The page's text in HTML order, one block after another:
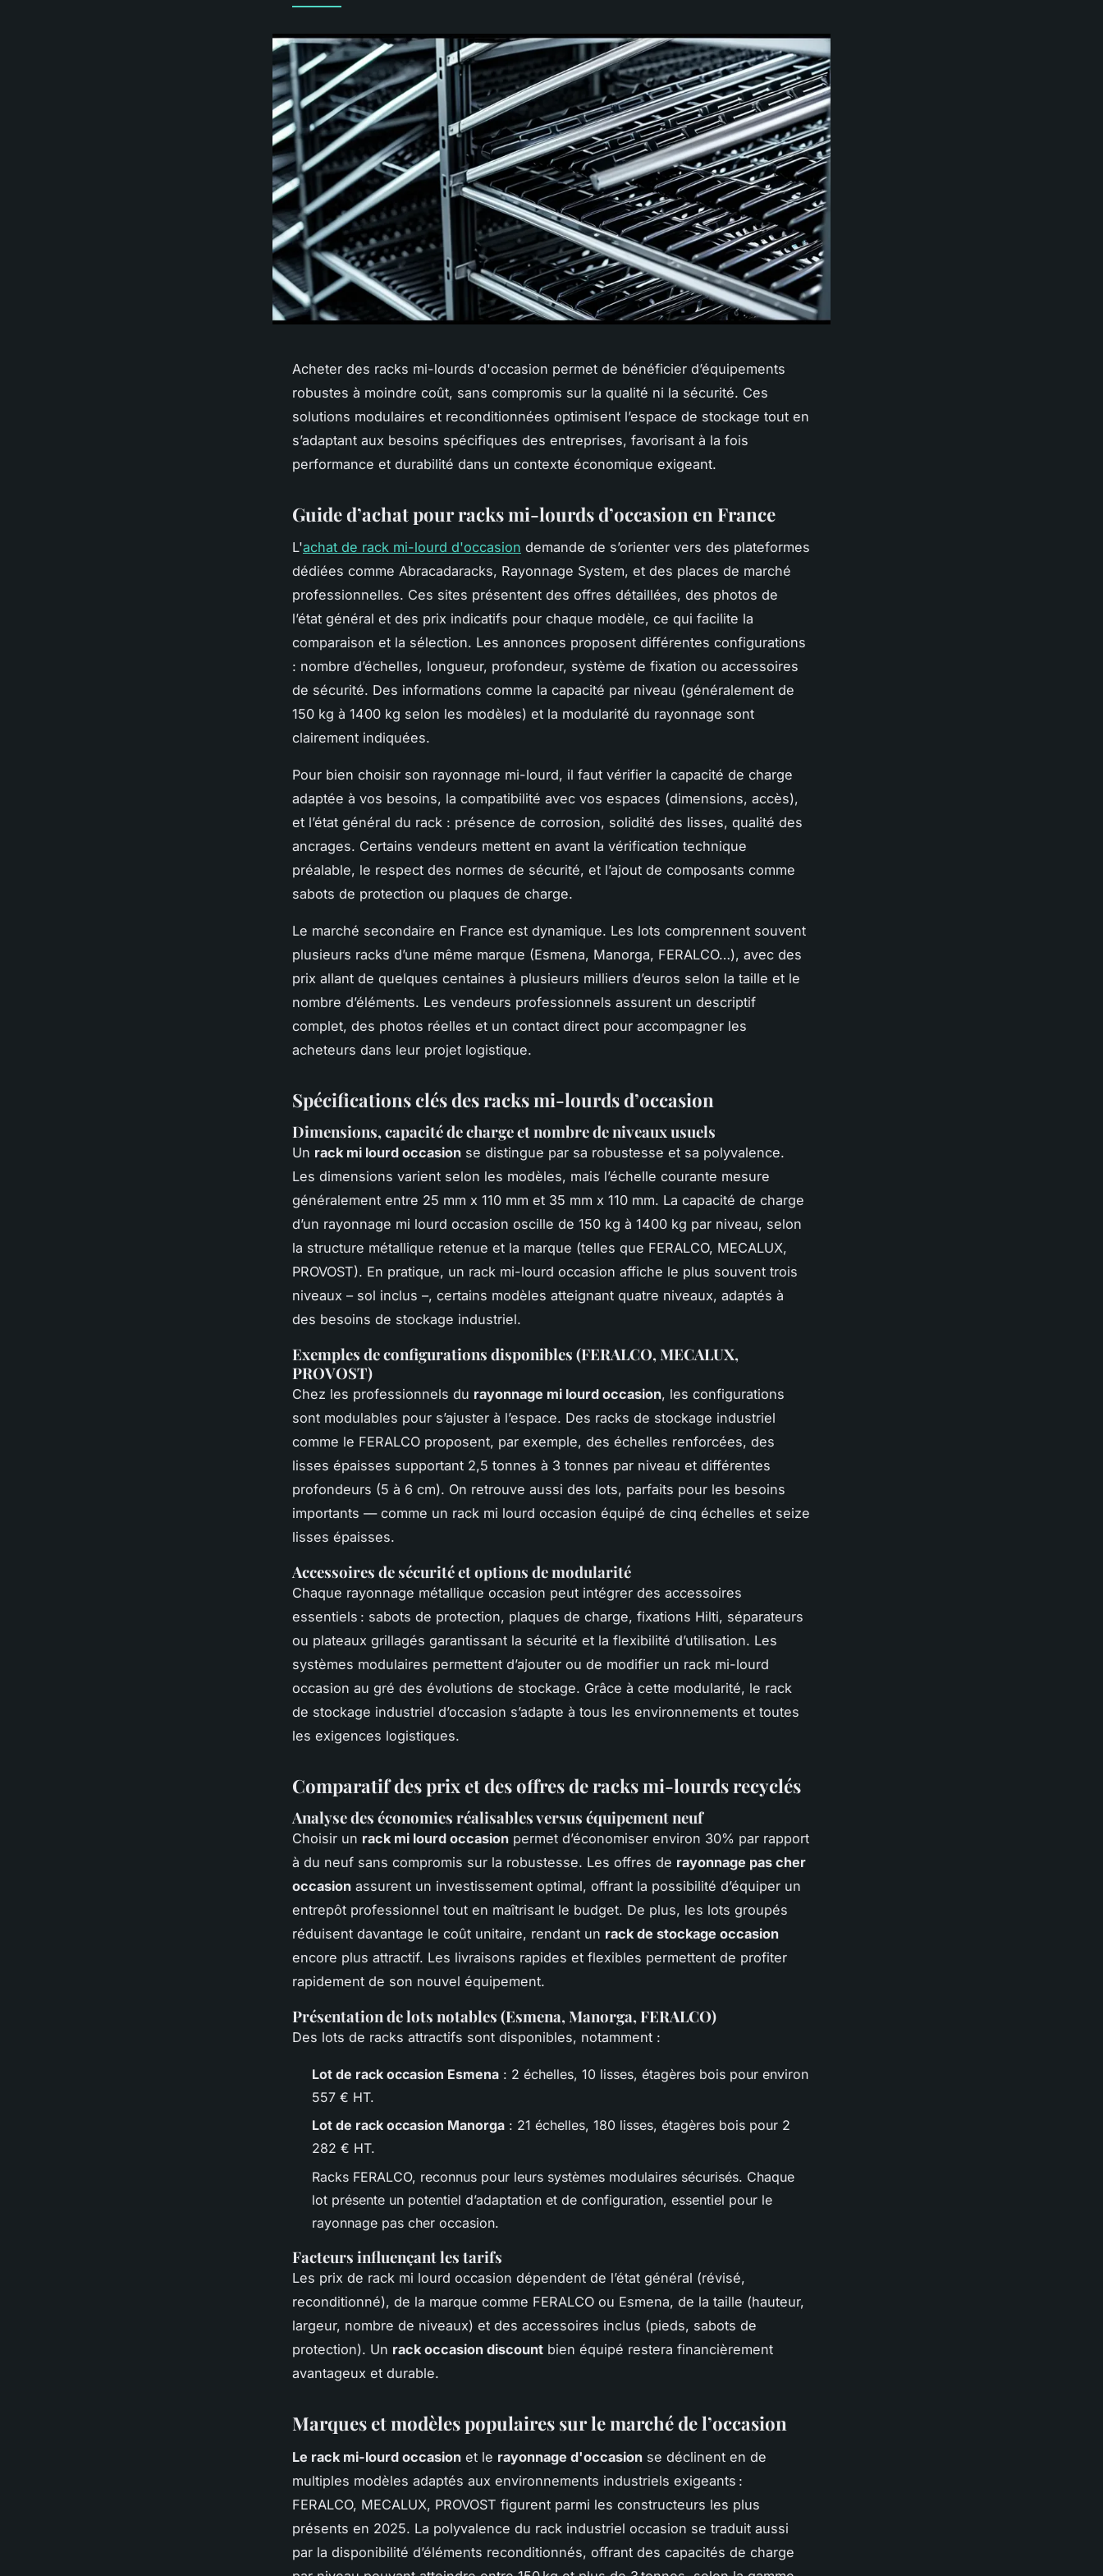
Acheter des racks mi-lourds d'occasion permet de bénéficier d’équipements
robustes à moindre coût, sans compromis sur la qualité ni la sécurité. Ces
solutions modulaires et reconditionnées optimisent l’espace de stockage tout en
s’adaptant aux besoins spécifiques des entreprises, favorisant à la fois
performance et durabilité dans un contexte économique exigeant.
Guide d’achat pour racks mi-lourds d’occasion en France
L'achat de rack mi-lourd d'occasion demande de s’orienter vers des plateformes
dédiées comme Abracadaracks, Rayonnage System, et des places de marché
professionnelles. Ces sites présentent des offres détaillées, des photos de
l’état général et des prix indicatifs pour chaque modèle, ce qui facilite la
comparaison et la sélection. Les annonces proposent différentes configurations
: nombre d’échelles, longueur, profondeur, système de fixation ou accessoires
de sécurité. Des informations comme la capacité par niveau (généralement de
150 kg à 1400 kg selon les modèles) et la modularité du rayonnage sont
clairement indiquées.
Pour bien choisir son rayonnage mi-lourd, il faut vérifier la capacité de charge
adaptée à vos besoins, la compatibilité avec vos espaces (dimensions, accès),
et l’état général du rack : présence de corrosion, solidité des lisses, qualité des
ancrages. Certains vendeurs mettent en avant la vérification technique
préalable, le respect des normes de sécurité, et l’ajout de composants comme
sabots de protection ou plaques de charge.
Le marché secondaire en France est dynamique. Les lots comprennent souvent
plusieurs racks d’une même marque (Esmena, Manorga, FERALCO…), avec des
prix allant de quelques centaines à plusieurs milliers d’euros selon la taille et le
nombre d’éléments. Les vendeurs professionnels assurent un descriptif
complet, des photos réelles et un contact direct pour accompagner les
acheteurs dans leur projet logistique.
Spécifications clés des racks mi-lourds d’occasion
Dimensions, capacité de charge et nombre de niveaux usuels
Un rack mi lourd occasion se distingue par sa robustesse et sa polyvalence.
Les dimensions varient selon les modèles, mais l’échelle courante mesure
généralement entre 25 mm x 110 mm et 35 mm x 110 mm. La capacité de charge
d’un rayonnage mi lourd occasion oscille de 150 kg à 1400 kg par niveau, selon
la structure métallique retenue et la marque (telles que FERALCO, MECALUX,
PROVOST). En pratique, un rack mi-lourd occasion affiche le plus souvent trois
niveaux – sol inclus –, certains modèles atteignant quatre niveaux, adaptés à
des besoins de stockage industriel.
Exemples de configurations disponibles (FERALCO, MECALUX,
PROVOST)
Chez les professionnels du rayonnage mi lourd occasion, les configurations
sont modulables pour s’ajuster à l’espace. Des racks de stockage industriel
comme le FERALCO proposent, par exemple, des échelles renforcées, des
lisses épaisses supportant 2,5 tonnes à 3 tonnes par niveau et différentes
profondeurs (5 à 6 cm). On retrouve aussi des lots, parfaits pour les besoins
importants — comme un rack mi lourd occasion équipé de cinq échelles et seize
lisses épaisses.
Accessoires de sécurité et options de modularité
Chaque rayonnage métallique occasion peut intégrer des accessoires
essentiels : sabots de protection, plaques de charge, fixations Hilti, séparateurs
ou plateaux grillagés garantissant la sécurité et la flexibilité d’utilisation. Les
systèmes modulaires permettent d’ajouter ou de modifier un rack mi-lourd
occasion au gré des évolutions de stockage. Grâce à cette modularité, le rack
de stockage industriel d’occasion s’adapte à tous les environnements et toutes
les exigences logistiques.
Comparatif des prix et des offres de racks mi-lourds recyclés
Analyse des économies réalisables versus équipement neuf
Choisir un rack mi lourd occasion permet d’économiser environ 30% par rapport
à du neuf sans compromis sur la robustesse. Les offres de rayonnage pas cher
occasion assurent un investissement optimal, offrant la possibilité d’équiper un
entrepôt professionnel tout en maîtrisant le budget. De plus, les lots groupés
réduisent davantage le coût unitaire, rendant un rack de stockage occasion
encore plus attractif. Les livraisons rapides et flexibles permettent de profiter
rapidement de son nouvel équipement.
Présentation de lots notables (Esmena, Manorga, FERALCO)
Des lots de racks attractifs sont disponibles, notamment :
Lot de rack occasion Esmena : 2 échelles, 10 lisses, étagères bois pour environ
557 € HT.
Lot de rack occasion Manorga : 21 échelles, 180 lisses, étagères bois pour 2
282 € HT.
Racks FERALCO, reconnus pour leurs systèmes modulaires sécurisés. Chaque
lot présente un potentiel d’adaptation et de configuration, essentiel pour le
rayonnage pas cher occasion.
Facteurs influençant les tarifs
Les prix de rack mi lourd occasion dépendent de l’état général (révisé,
reconditionné), de la marque comme FERALCO ou Esmena, de la taille (hauteur,
largeur, nombre de niveaux) et des accessoires inclus (pieds, sabots de
protection). Un rack occasion discount bien équipé restera financièrement
avantageux et durable.
Marques et modèles populaires sur le marché de l’occasion
Le rack mi-lourd occasion et le rayonnage d'occasion se déclinent en de
multiples modèles adaptés aux environnements industriels exigeants :
FERALCO, MECALUX, PROVOST figurent parmi les constructeurs les plus
présents en 2025. La polyvalence du rack industriel occasion se traduit aussi
par la disponibilité d’éléments reconditionnés, offrant des capacités de charge